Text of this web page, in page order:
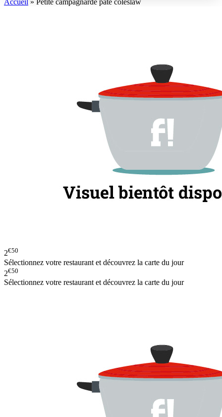
Accueil » Petite campagnarde pâté coleslaw
2€50
Sélectionnez votre restaurant et découvrez la carte du jour
2€50
Sélectionnez votre restaurant et découvrez la carte du jour